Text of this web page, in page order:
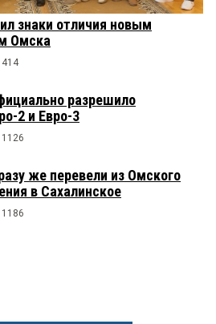
знаки отличия новым
Омска
414
разрешило
2 и Евро-3
1126
же перевели из Омского
в Сахалинское
1186